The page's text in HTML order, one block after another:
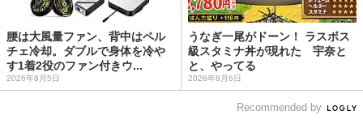
腰は大風量ファン、背中はペル
チェ冷却。ダブルで身体を冷や
す1着2役のファン付きウ...
2026年8月5日
うなぎ一尾がドーン！ ラスボス
級スタミナ丼が現れた 宇奈と
と、やってる
2026年8月6日
Recommended by